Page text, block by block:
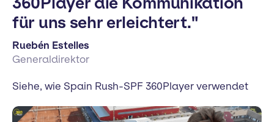
für uns sehr erleichtert."
Ruebén Estelles
Generaldirektor
Siehe, wie Spain Rush-SPF 360Player verwendet